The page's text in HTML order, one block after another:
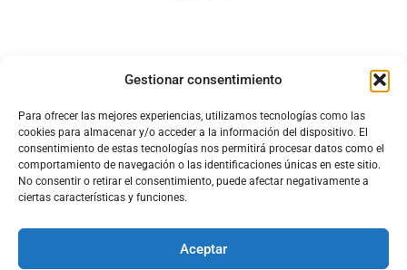
Gestionar consentimiento
Para ofrecer las mejores experiencias, utilizamos tecnologías como las
cookies para almacenar y/o acceder a la información del dispositivo. El
consentimiento de estas tecnologías nos permitirá procesar datos como el
comportamiento de navegación o las identificaciones únicas en este sitio.
No consentir o retirar el consentimiento, puede afectar negativamente a
ciertas características y funciones.
Aceptar